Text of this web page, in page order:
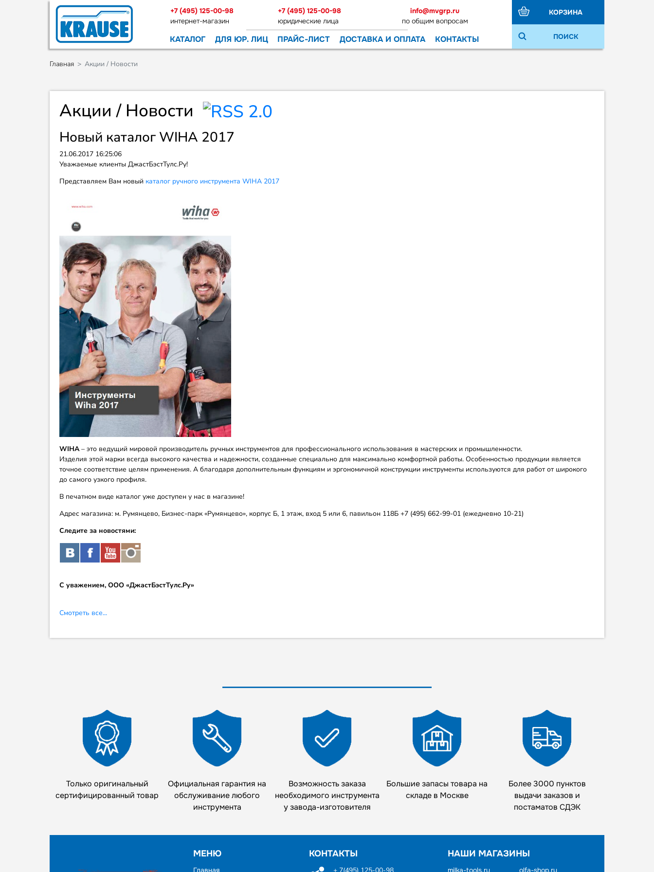
+7 (495) 125-00-98
интернет-магазин
+7 (495) 125-00-98
юридические лица
info@mvgrp.ru
по общим вопросам
КАТАЛОГ ДЛЯ ЮР. ЛИЦ ПРАЙС-ЛИСТ ДОСТАВКА И ОПЛАТА КОНТАКТЫ
КОРЗИНА
ПОИСК
Главная Акции / Новости
Акции / Новости
Новый каталог WIHA 2017
21.06.2017 16:25:06
Уважаемые клиенты ДжастБэстТулс.Ру!
Представляем Вам новый каталог ручного инструмента WIHA 2017
WIHA– это ведущий мировой производитель ручных инструментов для профессионального использования в мастерских и промышленности.
Изделия этой марки всегда высокого качества и надежности, созданные специально для максимально комфортной работы. Особенностью продукции является
точное соответствие целям применения. А благодаря дополнительным функциям и эргономичной конструкции инструменты используются для работ от широкого
до самого узкого профиля.
В печатном виде каталог уже доступен у нас в магазине!
Адрес магазина: м. Румянцево, Бизнес-парк «Румянцево», корпус Б, 1 этаж, вход 5 или 6, павильон 118Б +7 (495) 662-99-01 (ежедневно 10-21)
Следите за новостями:
С уважением, ООО «ДжастБэстТулс.Ру»
Смотреть все...
Только оригинальный
сертифицированный товар
Официальная гарантия на
обслуживание любого
инструмента
Возможность заказа
необходимого инструмента
у завода-изготовителя
Большие запасы товара на
складе в Москве
Более 3000 пунктов
выдачи заказов и
постаматов СДЭК
МЕНЮ
Главная
КОНТАКТЫ НАШИ МАГАЗИНЫ
milka-tools.ru olfa-shop.ru